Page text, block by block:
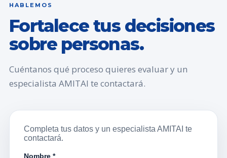
HABLEMOS
Fortalece tus decisiones
sobre personas.
Cuéntanos qué proceso quieres evaluar y un
especialista AMITAI te contactará.